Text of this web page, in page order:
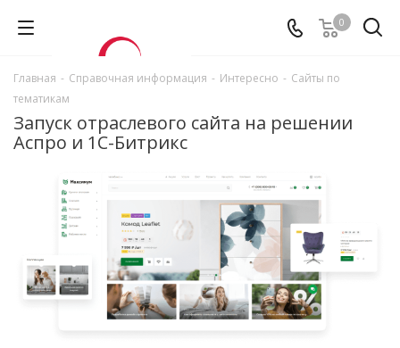
0
Главная - Справочная информация - Интересно - Сайты по
тематикам
Запуск отраслевого сайта на решении
Аспро и 1С-Битрикс